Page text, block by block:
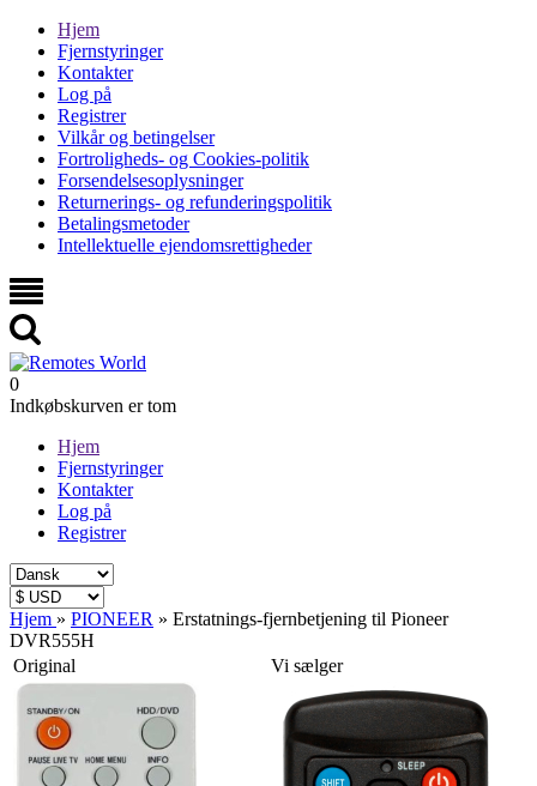
Hjem
Fjernstyringer
Kontakter
Log på
Registrer
Vilkår og betingelser
Fortroligheds- og Cookies-politik
Forsendelsesoplysninger
Returnerings- og refunderingspolitik
Betalingsmetoder
Intellektuelle ejendomsrettigheder
0
Indkøbskurven er tom
Hjem
Fjernstyringer
Kontakter
Log på
Registrer
Hjem » PIONEER » Erstatnings-fjernbetjening til Pioneer
DVR555H
Original
Vi sælger